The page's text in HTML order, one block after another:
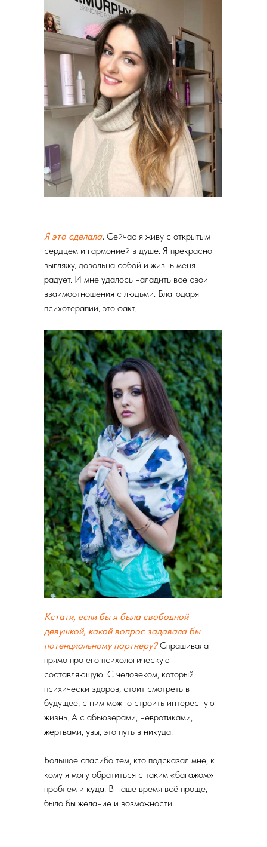
Кстати, если бы я была свободной
девушкой, какой вопрос задавала бы
потенциальному партнеру? Спрашивала
прямо про его психологическую
составляющую. С человеком, который
психически здоров, стоит смотреть в
будущее, с ним можно строить интересную
жизнь. А с абьюзерами, невротиками,
жертвами, увы, это путь в никуда.
Большое спасибо тем, кто подсказал мне, к
кому я могу обратиться с таким «багажом»
проблем и куда. В наше время всё проще,
было бы желание и возможности.
Я это сделала. Сейчас я живу с открытым
сердцем и гармонией в душе. Я прекрасно
выгляжу, довольна собой и жизнь меня
радует. И мне удалось наладить все свои
взаимоотношения с людьми. Благодаря
психотерапии, это факт.